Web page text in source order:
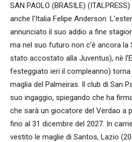
SAN PAOLO (BRASILE)
anche l’Italia Felipe Anderson.
annunciato il suo addio a fine
ma nel suo futuro non c’è ancora la
stato accostato alla Juventus), nè
festeggiato ieri il compleanno) torna
maglia del Palmeiras. Il club di San
suo ingaggio, spiegando che ha
che sarà un giocatore del Verdao a
fino al 31 dicembre del 2027. In
vestito le maglie di Santos, Lazio